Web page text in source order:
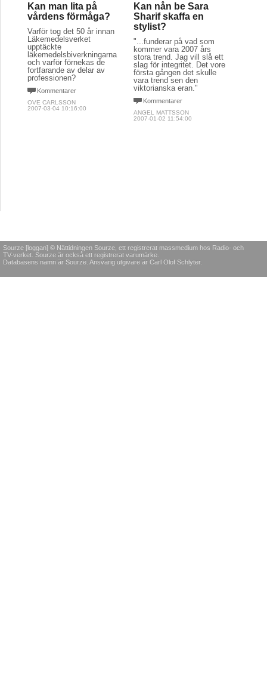
Kan man lita på
vårdens förmåga?
Varför tog det 50 år innan
Läkemedelsverket
upptäckte
läkemedelsbiverkningarna
och varför förnekas de
fortfarande av delar av
professionen?
Kommentarer
OVE CARLSSON
2007-03-04 10:16:00
Kan nån be Sara
Sharif skaffa en
stylist?
"...funderar på vad som
kommer vara 2007 års
stora trend. Jag vill slå ett
slag för integritet. Det vore
första gången det skulle
vara trend sen den
viktorianska eran."
Kommentarer
ANGEL MATTSSON
2007-01-02 11:54:00
Sourze [loggan] © Nättidningen Sourze, ett registrerat massmedium hos Radio- och
TV-verket. Sourze är också ett registrerat varumärke.
Databasens namn är Sourze. Ansvarig utgivare är Carl Olof Schlyter.